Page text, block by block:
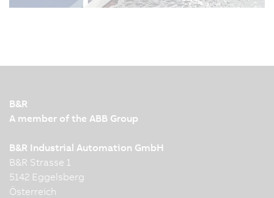
B&R
A member of the ABB Group
B&R Industrial Automation GmbH
B&R Strasse 1
5142 Eggelsberg
Österreich